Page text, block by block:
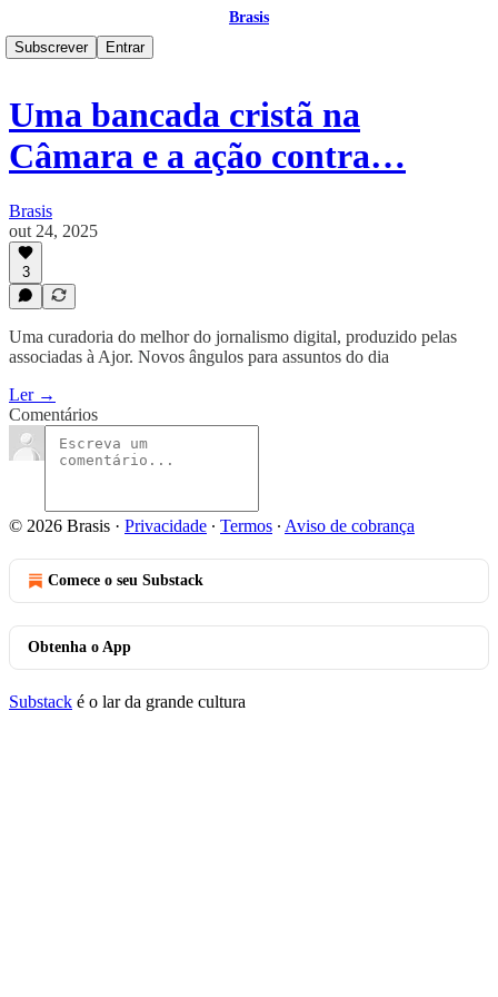
Brasis
Subscrever
Entrar
Uma bancada cristã na
Câmara e a ação contra…
Brasis
out 24, 2025
3
Uma curadoria do melhor do jornalismo digital, produzido pelas
associadas à Ajor. Novos ângulos para assuntos do dia
Ler →
Comentários
© 2026 Brasis · Privacidade ∙ Termos ∙ Aviso de cobrança
Comece o seu Substack
Obtenha o App
Substack é o lar da grande cultura